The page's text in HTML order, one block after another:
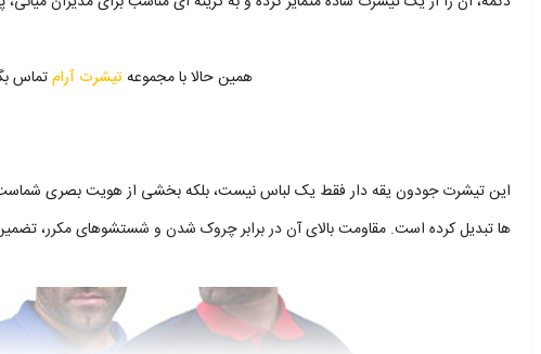
همین حالا با مجموعهتیشرت آرامتماس
این تیشرت جودون یقه دار فقط یک لباس نیست، بلکه بخشی از هویت بصری شماست.
ها تبدیل کرده است. مقاومت بالای آن در برابر چروک شدن و شستشوهای مکرر،